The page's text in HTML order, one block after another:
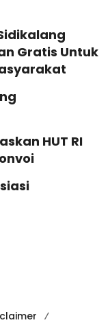
Gratis Untuk
HUT RI